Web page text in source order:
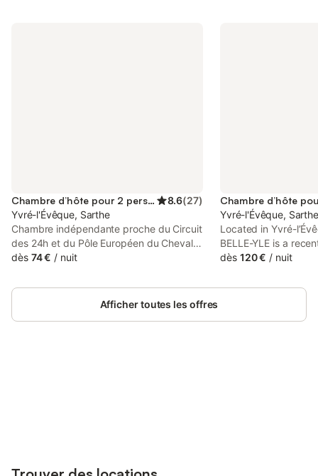
Chambre d’hôte pour 2 personnes 8.6(27)
Yvré-l'Évêque, Sarthe
Chambre indépendante proche du Circuit
des 24h et du Pôle Européen du Cheval is
set in Yvré-lʼÉvêque, 16 km from Le Mans
Club, and 7.6 km from Le Mans High
dès 74 € / nuit
Yvré-l'Évêque, Sarthe
Located in Yvré-
BELLE-YLE is a
accommodation, 11
features garden
dès 120 € / nuit
Afficher toutes les offres